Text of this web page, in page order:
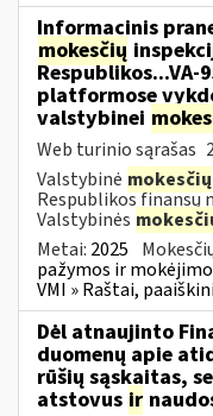
Informacinis
mokesčių
platformose
valstybinei
Web turinio sąrašas
Valstybinė mokesčių
Respublikos finansų
Valstybinės
Metai: 2025
pažymos ir
VMI » Raštai,
Dėl atnaujinto
duomenų apie
rūšių sąskaitas,
atstovus ir